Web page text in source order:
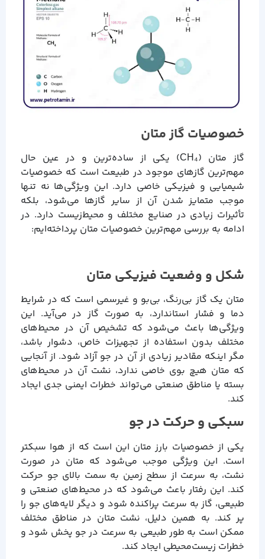
خصوصیات گاز متان
گاز متان (CH₄) یکی از ساده‌ترین و در عین حال
مهم‌ترین گازهای موجود در طبیعت است که خصوصیات
شیمیایی و فیزیکی خاصی دارد. این ویژگی‌ها نه تنها
موجب متمایز شدن آن از سایر گازها می‌شود، بلکه
تأثیرات زیادی در صنایع مختلف و محیط‌زیست دارد. در
ادامه به بررسی مهم‌ترین خصوصیات متان پرداخته‌ایم:
شکل و وضعیت فیزیکی متان
متان یک گاز بی‌رنگ، بی‌بو و غیرسمی است که در شرایط
دما و فشار استاندارد، به صورت گاز در می‌آید. این
ویژگی‌ها باعث می‌شود که تشخیص آن در محیط‌های
مختلف بدون استفاده از تجهیزات خاص، دشوار باشد،
مگر اینکه مقادیر زیادی از آن در جو آزاد شود. از آنجایی
که متان هیچ بوی خاصی ندارد، نشت آن در محیط‌های
بسته یا مناطق صنعتی می‌تواند خطرات ایمنی جدی ایجاد
کند.
سبکی و حرکت در جو
یکی از خصوصیات بارز متان این است که از هوا سبکتر
است. این ویژگی موجب می‌شود که متان در صورت
نشت، به سرعت از سطح زمین به سمت بالای جو حرکت
کند. این رفتار باعث می‌شود که در محیط‌های صنعتی و
طبیعی، گاز به سرعت پراکنده شود و دیگر لایه‌های جو را
پر کند. به همین دلیل، نشت متان در مناطق مختلف
ممکن است به طور طبیعی به سرعت در جو پخش شود و
خطرات زیست‌محیطی ایجاد کند.